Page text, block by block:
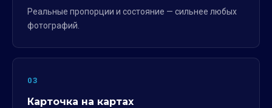
Реальные пропорции и состояние — сильнее любых
фотографий.
03
Карточка на картах